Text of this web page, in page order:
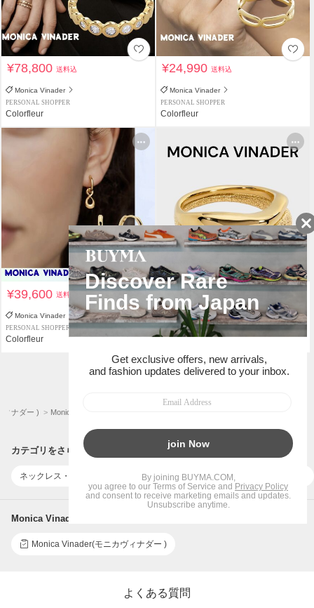
¥78,800送料込
Monica Vinader
PERSONAL SHOPPER
Colorfleur
¥24,990送料込
Monica Vinader
PERSONAL SHOPPER
Colorfleur
¥39,600送料込
Monica Vinader
PERSONAL SHOPPER
Colorfleur
¥56,500
Monica Vinader
PERSONAL SHOPPER
C Flower
1 2
...
4
ィナダー ) Monica Vinader(モニカヴィナダー )商品一覧
カテゴリをさらに絞り込む
ネックレス・ペンダント ピアス 指輪・リング
Monica Vinader(モニカヴィナダー )に関連するレビュー・口コミ
Monica Vinader(モニカヴィナダー )
よくある質問